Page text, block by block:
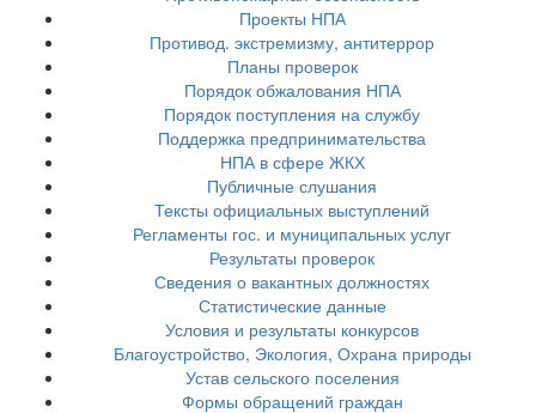
Проекты НПА
Противод. экстремизму, антитеррор
Планы проверок
Порядок обжалования НПА
Порядок поступления на службу
Поддержка предпринимательства
НПА в сфере ЖКХ
Публичные слушания
Тексты официальных выступлений
Регламенты гос. и муниципальных услуг
Результаты проверок
Сведения о вакантных должностях
Статистические данные
Условия и результаты конкурсов
Благоустройство, Экология, Охрана природы
Устав сельского поселения
Формы обращений граждан